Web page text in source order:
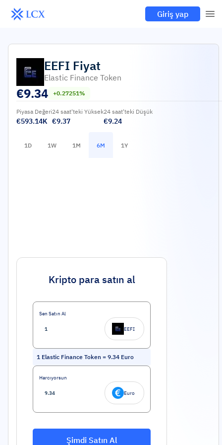
Giriş yap
EEFI Fiyat
Elastic Finance Token
€9.34 +0.27251%
Piyasa Değeri
€593.14K
24 saat'teki Yüksek
€9.37
24 saat'teki Düşük
€9.24
1D 1W 1M 6M 1Y
Kripto para satın al
Sen Satın Al
EEFI
1 Elastic Finance Token = 9.34 Euro
Harcıyorsun
Euro
Şimdi Satın Al